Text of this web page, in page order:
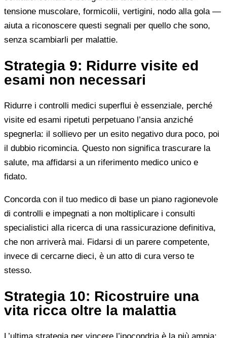
tensione muscolare, formicolii, vertigini, nodo alla gola —
aiuta a riconoscere questi segnali per quello che sono,
senza scambiarli per malattie.
Strategia 9: Ridurre visite ed
esami non necessari
Ridurre i controlli medici superflui è essenziale, perché
visite ed esami ripetuti perpetuano l’ansia anziché
spegnerla: il sollievo per un esito negativo dura poco, poi
il dubbio ricomincia. Questo non significa trascurare la
salute, ma affidarsi a un riferimento medico unico e
fidato.
Concorda con il tuo medico di base un piano ragionevole
di controlli e impegnati a non moltiplicare i consulti
specialistici alla ricerca di una rassicurazione definitiva,
che non arriverà mai. Fidarsi di un parere competente,
invece di cercarne dieci, è un atto di cura verso te
stesso.
Strategia 10: Ricostruire una
vita ricca oltre la malattia